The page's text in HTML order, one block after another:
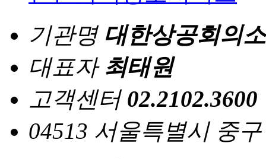
기관명 대한상공회의소
대표자 최태원
고객센터 02.2102.3600
04513 서울특별시 중